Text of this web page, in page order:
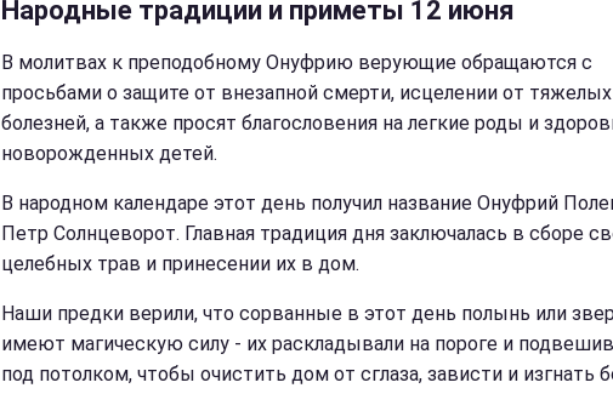
Народные традиции и приметы 12 июня
В молитвах к преподобному Онуфрию верующие обращаются с
просьбами о защите от внезапной смерти, исцелении от тяжелых
болезней, а также просят благословения на легкие роды и
новорожденных детей.
В народном календаре этот день получил название Онуфрий
Петр Солнцеворот. Главная традиция дня заключалась в сборе
целебных трав и принесении их в дом.
Наши предки верили, что сорванные в этот день полынь или
имеют магическую силу - их раскладывали на пороге и
под потолком, чтобы очистить дом от сглаза, зависти и изгнать